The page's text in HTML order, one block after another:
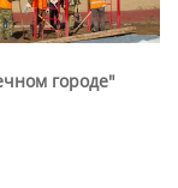
городе"